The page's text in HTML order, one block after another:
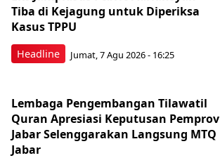
Headline
Tiba di Kejagung untuk Diperiksa
Kasus TPPU
Jumat, 7 Agu 2026 - 16:25
Lembaga Pengembangan Tilawatil
Quran Apresiasi Keputusan Pemprov
Jabar Selenggarakan Langsung MTQ
Jabar